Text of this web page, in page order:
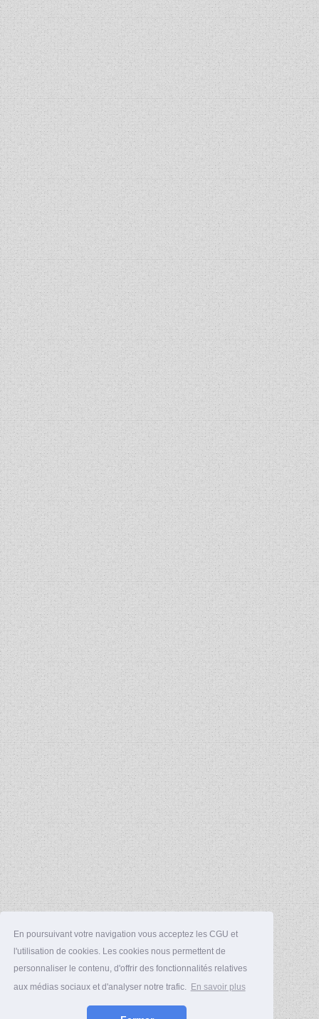
En poursuivant votre navigation vous acceptez les CGU et
l'utilisation de cookies. Les cookies nous permettent de
personnaliser le contenu, d'offrir des fonctionnalités relatives
aux médias sociaux et d'analyser notre trafic. En savoir plus